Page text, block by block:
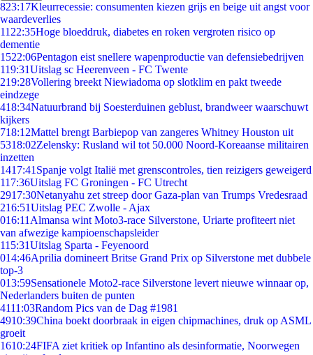
823:17Kleurrecessie: consumenten kiezen grijs en beige uit angst voor
waardeverlies
11 22:35Hoge bloeddruk, diabetes en roken vergroten risico op
dementie
1522:06Pentagon eist snellere wapenproductie van defensiebedrijven
119:31Uitslag sc Heerenveen - FC Twente
219:28Vollering breekt Niewiadoma op slotklim en pakt tweede
eindzege
418:34Natuurbrand bij Soesterduinen geblust, brandweer waarschuwt
kijkers
718:12Mattel brengt Barbiepop van zangeres Whitney Houston uit
5318:02Zelensky: Rusland wil tot 50.000 Noord-Koreaanse militairen
inzetten
1417:41 Spanje volgt Italië met grenscontroles, tien reizigers geweigerd
117:36Uitslag FC Groningen - FC Utrecht
2917:30Netanyahu zet streep door Gaza-plan van Trumps Vredesraad
216:51Uitslag PEC Zwolle - Ajax
016:11 Almansa wint Moto3-race Silverstone, Uriarte profiteert niet
van afwezige kampioenschapsleider
115:31Uitslag Sparta - Feyenoord
014:46Aprilia domineert Britse Grand Prix op Silverstone met dubbele
top-3
013:59Sensationele Moto2-race Silverstone levert nieuwe winnaar op,
Nederlanders buiten de punten
4111:03Random Pics van de Dag #1981
4910:39China boekt doorbraak in eigen chipmachines, druk op ASML
groeit
1610:24FIFA ziet kritiek op Infantino als desinformatie, Noorwegen